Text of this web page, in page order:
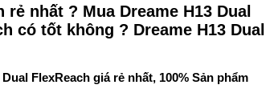
nhất ? Mua Dreame H13 Dual
có tốt không ? Dreame H13 Dual
FlexReach giá rẻ nhất, 100% Sản phẩm